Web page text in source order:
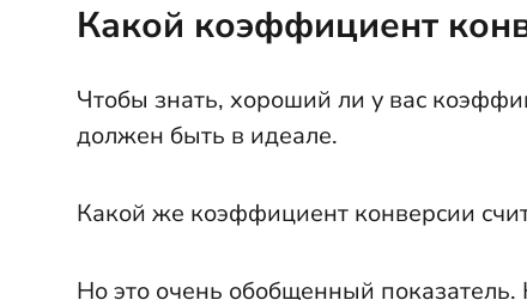
Какой коэффициент
Чтобы знать, хороший ли у вас
должен быть в идеале.
Какой же коэффициент конверсии
Но это очень обобщенный